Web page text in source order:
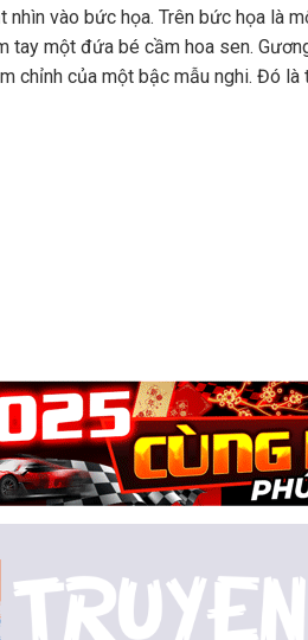
vào bức họa. Trên bức họa là
tay một đứa bé cầm hoa sen.
chỉnh của một bậc mẫu nghi. Đó là